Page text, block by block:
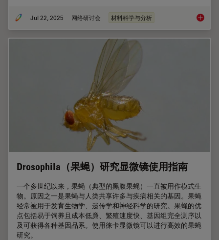
Jul 22, 2025 网络研讨会 材料科学与分析 通过
Drosophila（果蝇）研究显微镜使用指南
一个多世纪以来，果蝇（典型的黑腹果蝇）一直被用作模式生
物。原因之一是果蝇与人类共享许多与疾病相关的基因。果蝇
经常被用于发育生物学、遗传学和神经科学的研究。果蝇的优
点包括易于饲养且成本低廉、繁殖速度快、基因组完全测序以
及可获得各种基因品系。使用徕卡显微镜可以进行高效的果蝇
研究。